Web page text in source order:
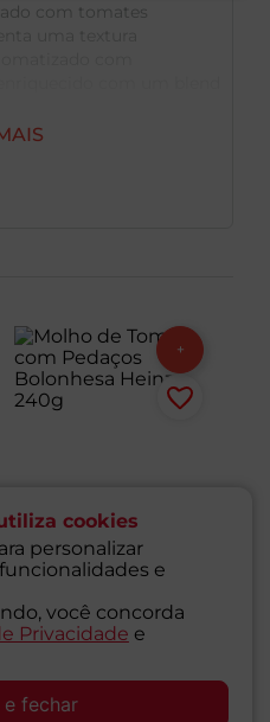
cookies
personalizar
e
você concorda
Privacidade e
e fechar
com tomates
se derretem
e econômica, perfeita
praticidade sem abrir
Molho de Tomate com
1 Unidade